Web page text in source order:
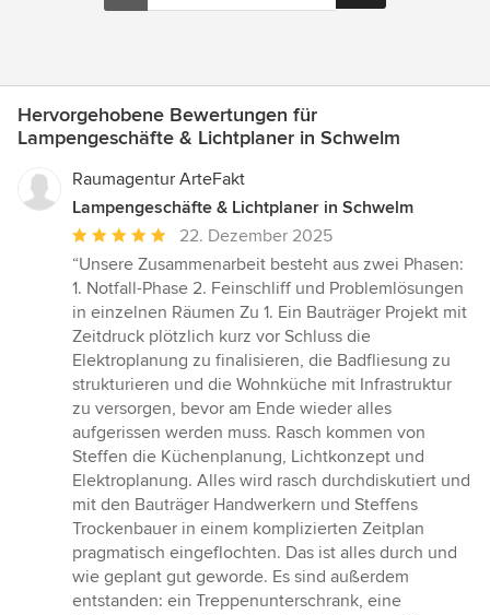
Hervorgehobene Bewertungen für
Lampengeschäfte & Lichtplaner in Schwelm
Raumagentur ArteFakt
Lampengeschäfte & Lichtplaner in Schwelm
Durchschnittliche
Bewertung:
5
von
5
Sternen
22. Dezember 2025
“Unsere Zusammenarbeit besteht aus zwei Phasen:
1. Notfall-Phase 2. Feinschliff und Problemlösungen
in einzelnen Räumen Zu 1. Ein Bauträger Projekt mit
Zeitdruck plötzlich kurz vor Schluss die
Elektroplanung zu finalisieren, die Badfliesung zu
strukturieren und die Wohnküche mit Infrastruktur
zu versorgen, bevor am Ende wieder alles
aufgerissen werden muss. Rasch kommen von
Steffen die Küchenplanung, Lichtkonzept und
Elektroplanung. Alles wird rasch durchdiskutiert und
mit den Bauträger Handwerkern und Steffens
Trockenbauer in einem komplizierten Zeitplan
pragmatisch eingeflochten. Das ist alles durch und
wie geplant gut geworde. Es sind außerdem
entstanden: ein Treppenunterschrank, eine